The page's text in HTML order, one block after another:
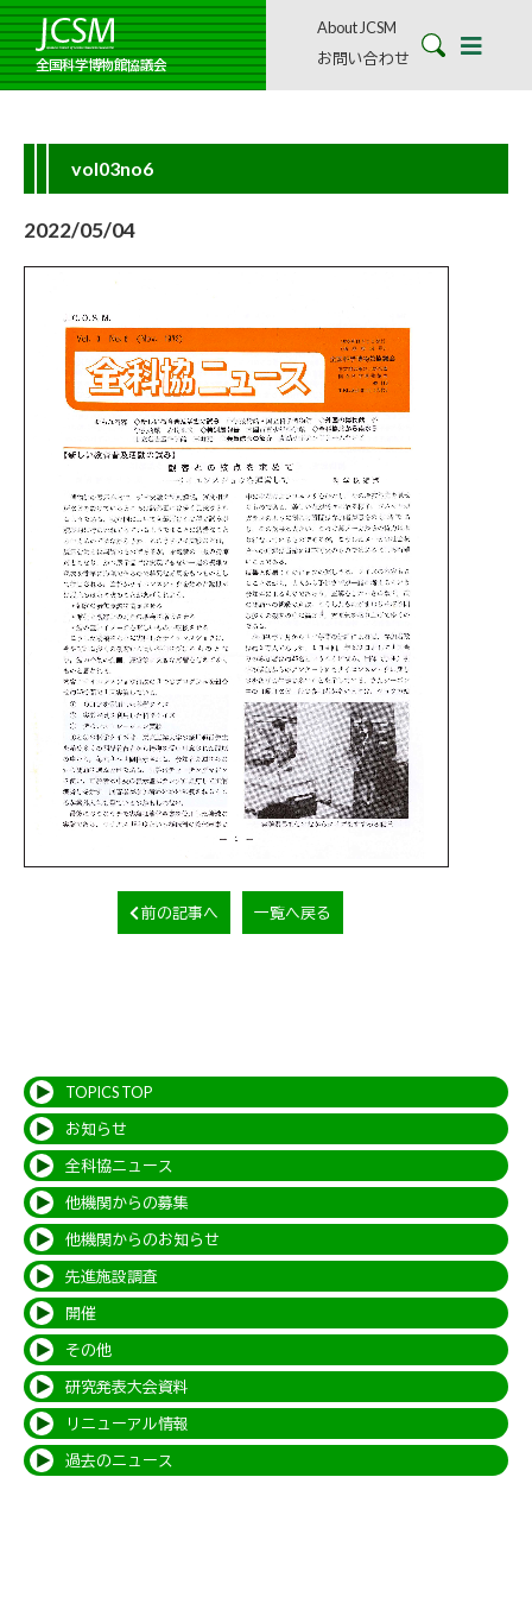
全国科学博物館協議会
About JCSM
お問い合わせ
vol03no6
2022/05/04
前の記事へ 一覧へ戻る
TOPICS TOP
お知らせ
全科協ニュース
他機関からの募集
他機関からのお知らせ
先進施設調査
開催
その他
研究発表大会資料
リニューアル情報
過去のニュース